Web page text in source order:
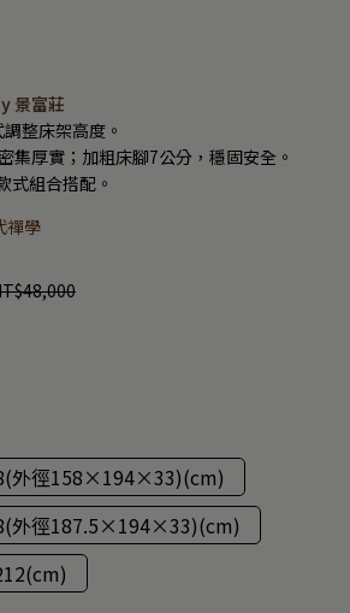
景富莊
整床架高度。
集厚實；加粗床腳7公分，穩固安全。
式組合搭配。
禪學
外徑158×194×33)(cm)
外徑187.5×194×33)(cm)